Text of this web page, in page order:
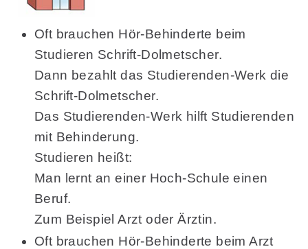
Oft brauchen Hör-Behinderte beim
Studieren Schrift-Dolmetscher.
Dann bezahlt das Studierenden-Werk die
Schrift-Dolmetscher.
Das Studierenden-Werk hilft Studierenden
mit Behinderung.
Studieren heißt:
Man lernt an einer Hoch-Schule einen
Beruf.
Zum Beispiel Arzt oder Ärztin.
Oft brauchen Hör-Behinderte beim Arzt